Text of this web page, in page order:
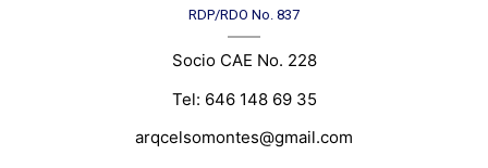
RDP/RDO No. 837
Socio CAE No. 228
Tel: 646 148 69 35
arqcelsomontes@gmail.com